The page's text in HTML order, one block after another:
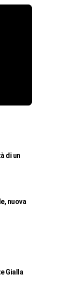
di un
nuova
Gialla